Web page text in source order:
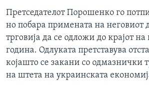
Претседателот Порошенко го
но побара примената на неговиот
трговија да се одложи до крајот на
година. Одлуката претставува
којашто се закани со одмазнички
на штета на украинската